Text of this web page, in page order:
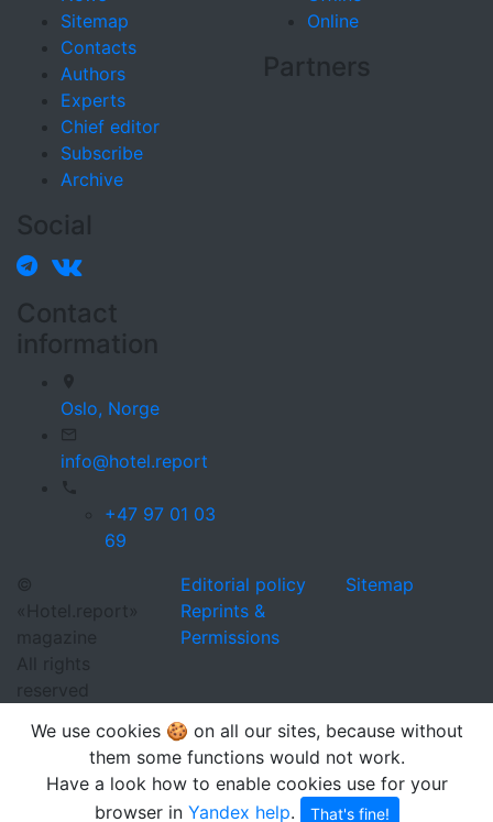
Sitemap
Contacts
Authors
Experts
Chief editor
Subscribe
Archive
Online
Partners
Social
Contact
information
Oslo, Norge
info@hotel.report
+47 97 01 03
69
©
«Hotel.report»
magazine
All rights
reserved
Editorial policy
Reprints &
Permissions
Sitemap
We use cookies 🍪 on all our sites, because without
them some functions would not work.
Have a look how to enable cookies use for your
browser in Yandex help. That's fine!